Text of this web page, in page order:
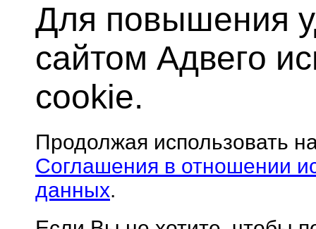
Для повышения
сайтом Адвего
cookie.
Продолжая использовать
Соглашения в отношении
данных.